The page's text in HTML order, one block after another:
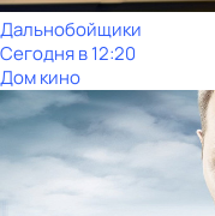
Дальнобойщики
Сегодня в 12:20
Дом кино